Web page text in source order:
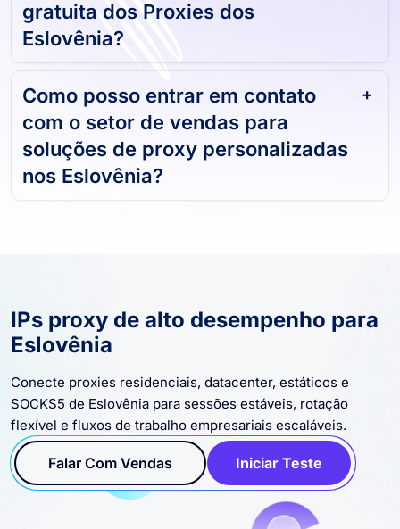
gratuita dos Proxies dos
Eslovênia?
Como posso entrar em contato
com o setor de vendas para
soluções de proxy personalizadas
nos Eslovênia?
IPs proxy de alto desempenho para
Eslovênia
Conecte proxies residenciais, datacenter, estáticos e
SOCKS5 de Eslovênia para sessões estáveis, rotação
flexível e fluxos de trabalho empresariais escaláveis.
Falar Com Vendas Iniciar Teste